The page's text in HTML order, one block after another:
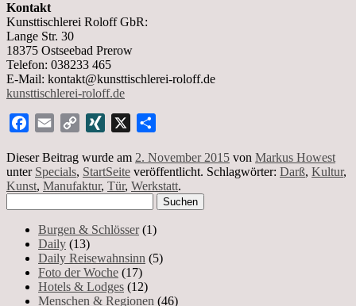
Kontakt
Kunsttischlerei Roloff GbR:
Lange Str. 30
18375 Ostseebad Prerow
Telefon: 038233 465
E-Mail: kontakt@kunsttischlerei-roloff.de
kunsttischlerei-roloff.de
Facebook
Email
Copy
XING
Dieser Beitrag wurde am 2. November 2015 von Markus Howest
unter Specials, StartSeite veröffentlicht. Schlagwörter: Darß, Kultur,
Kunst, Manufaktur, Tür, Werkstatt.
nach:
Burgen & Schlösser(1)
Daily (13)
Daily Reisewahnsinn (5)
Foto der Woche (17)
Hotels & Lodges (12)
Menschen & Regionen (46)